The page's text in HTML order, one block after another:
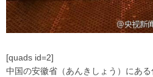
[quads id=2]
中国の安徽省（あんきしょう）にあ